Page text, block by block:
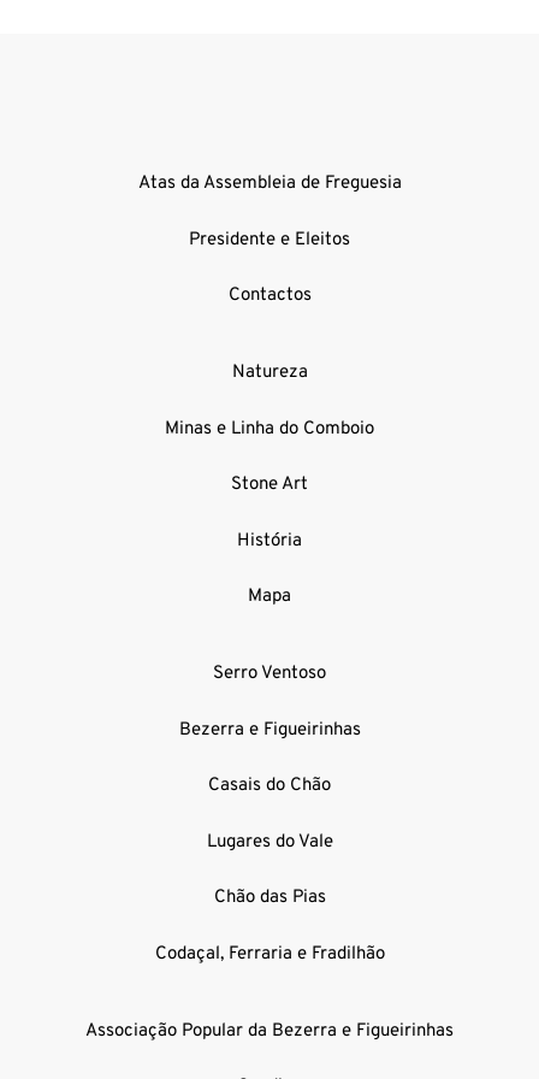
Atas da Assembleia de Freguesia
Presidente e Eleitos
Contactos
Natureza
Minas e Linha do Comboio
Stone Art
História
Mapa
Serro Ventoso
Bezerra e Figueirinhas
Casais do Chão
Lugares do Vale
Chão das Pias
Codaçal, Ferraria e Fradilhão
Associação Popular da Bezerra e Figueirinhas